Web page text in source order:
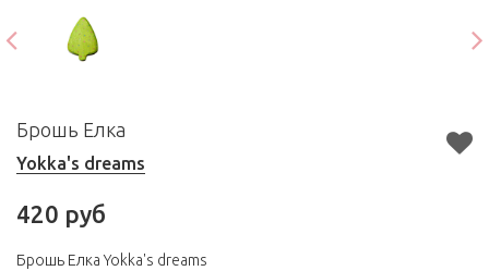
Брошь Елка
Yokka's dreams
420 руб
Брошь Елка Yokka's dreams